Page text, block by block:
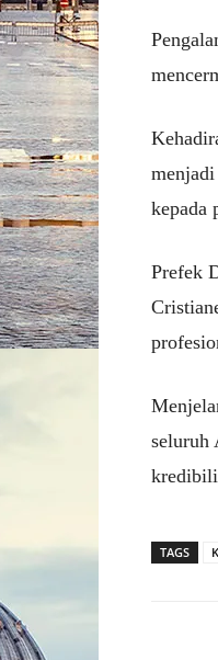
menjadi
kepada
Prefek
seluruh
TAGS